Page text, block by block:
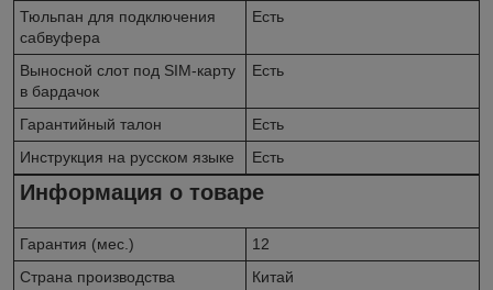
Тюльпан для подключения
сабвуфера
Есть
Выносной слот под SIM-карту
в бардачок
Есть
Гарантийный талон
Есть
Инструкция на русском языке
Есть
Информация о товаре
Гарантия (мес.)
12
Страна производства
Китай